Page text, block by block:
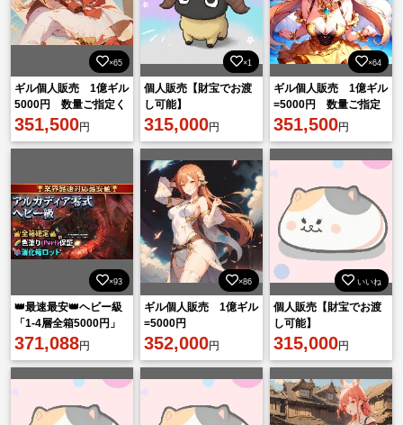
×65
ギル個人販売 1億ギル
5000円 数量ご指定く
ださい
351,500円
×1
個人販売【財宝でお渡
し可能】
315,000円
×64
ギル個人販売 1億ギル
=5000円 数量ご指定
ください
351,500円
×93
👑最速最安👑ヘビー級
「1-4層全箱5000円」
色塗り🌈消化🥣全箱🎁
🔥リピ割引あり🔥
371,088円
×86
ギル個人販売 1億ギル
=5000円
352,000円
いいね
個人販売【財宝でお渡
し可能】
315,000円